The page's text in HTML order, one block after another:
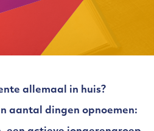
allemaal in huis?
aantal dingen opnoemen: